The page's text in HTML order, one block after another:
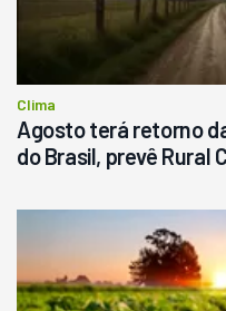
Clima
Agosto terá retorno
do Brasil, prevê Rural